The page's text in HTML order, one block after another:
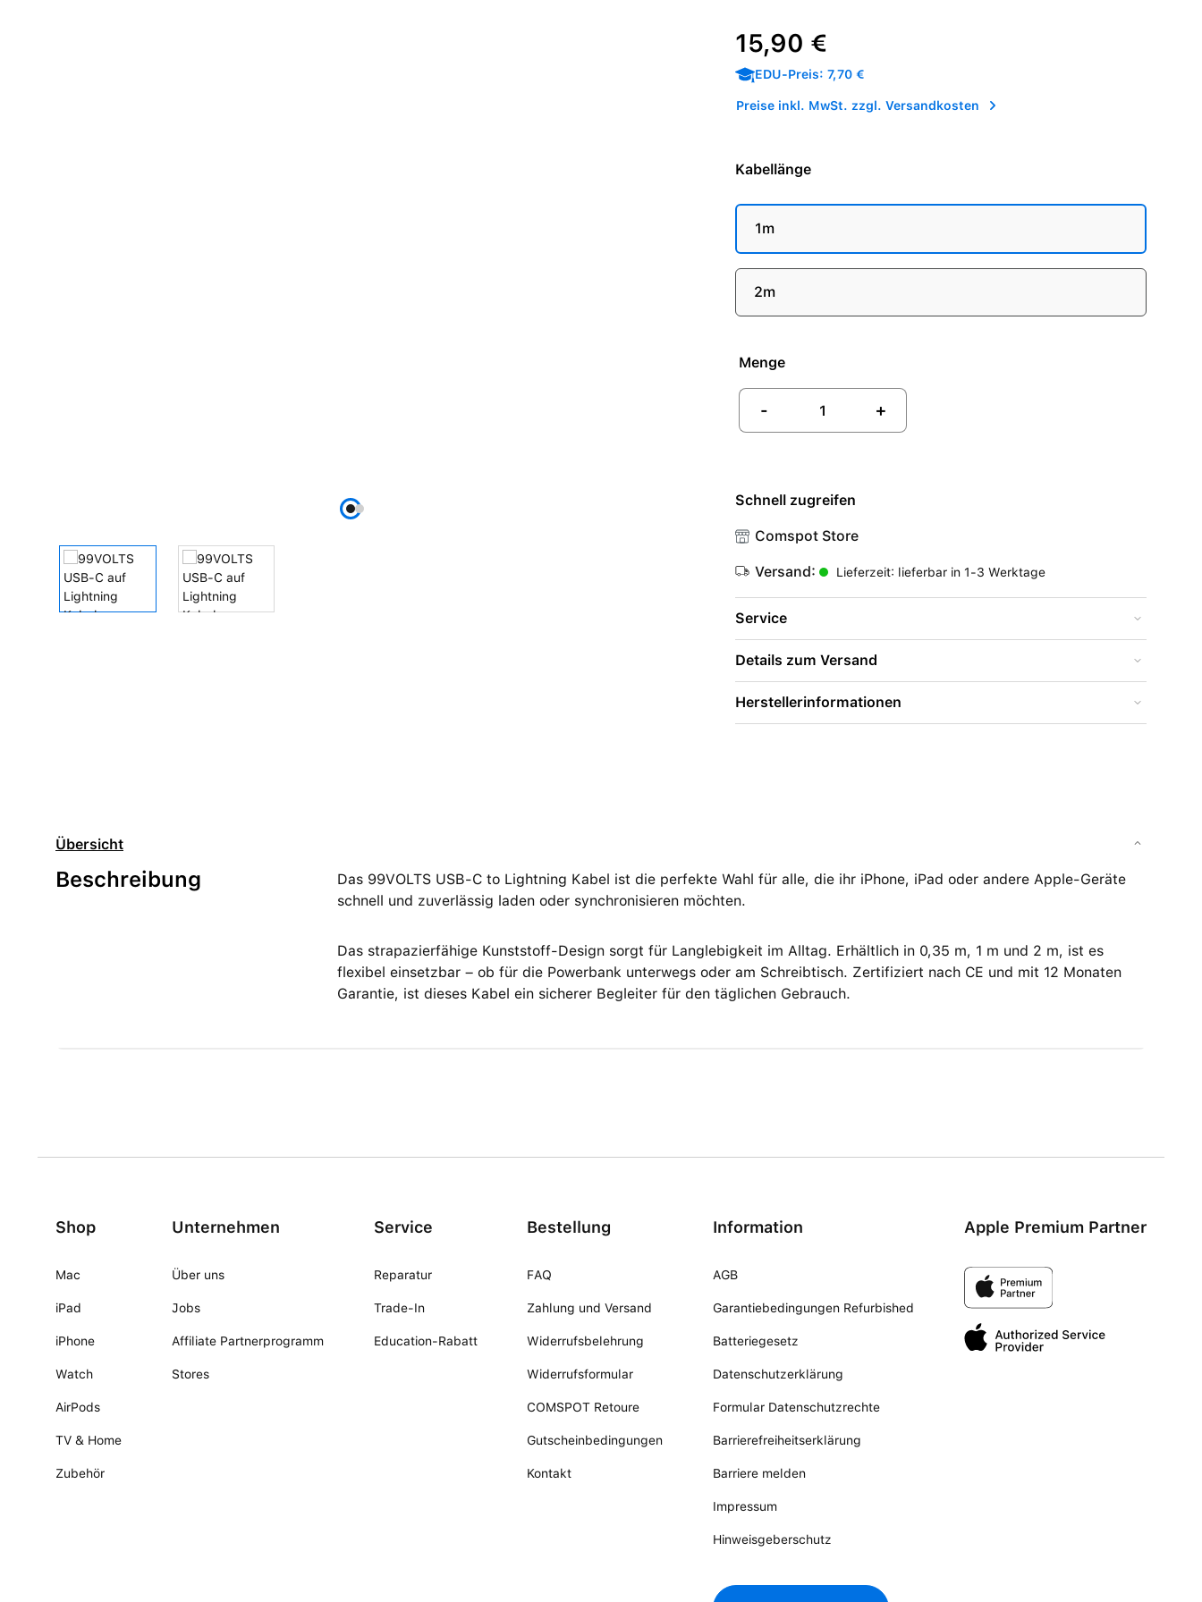
Regulärer Preis:
15,90 €
EDU-Preis: 7,70 €
Preise inkl. MwSt. zzgl. Versandkosten
Kabellänge
1m
2m
Menge
- +
Schnell zugreifen
Comspot Store
Versand: Lieferzeit: lieferbar in 1-3 Werktage
Service
Details zum Versand
Herstellerinformationen
Übersicht
Beschreibung
Das 99VOLTS USB-C to Lightning Kabel ist die perfekte Wahl für alle, die ihr iPhone, iPad oder andere Apple-Geräte
schnell und zuverlässig laden oder synchronisieren möchten.
Das strapazierfähige Kunststoff-Design sorgt für Langlebigkeit im Alltag. Erhältlich in 0,35 m, 1 m und 2 m, ist es
flexibel einsetzbar – ob für die Powerbank unterwegs oder am Schreibtisch. Zertifiziert nach CE und mit 12 Monaten
Garantie, ist dieses Kabel ein sicherer Begleiter für den täglichen Gebrauch.
Shop
Mac
iPad
iPhone
Watch
AirPods
TV & Home
Zubehör
Unternehmen
Über uns
Jobs
Affiliate Partnerprogramm
Stores
Service
Reparatur
Trade-In
Education-Rabatt
Bestellung
FAQ
Zahlung und Versand
Widerrufsbelehrung
Widerrufsformular
COMSPOT Retoure
Gutscheinbedingungen
Kontakt
Information
AGB
Garantiebedingungen Refurbished
Batteriegesetz
Datenschutzerklärung
Formular Datenschutzrechte
Barrierefreiheitserklärung
Barriere melden
Impressum
Hinweisgeberschutz
Apple Premium Partner